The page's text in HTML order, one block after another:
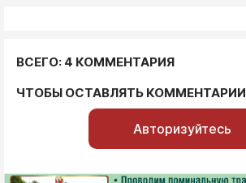
ВСЕГО: 4 КОММЕНТАРИЯ
ЧТОБЫ ОСТАВЛЯТЬ КОММЕНТАРИИ
Авторизуйтесь